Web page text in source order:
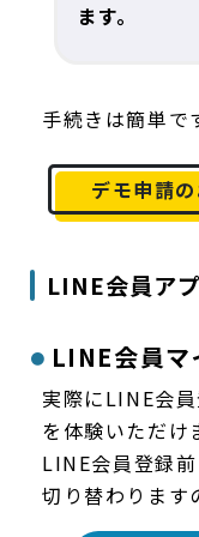
ます。
手続きは簡単で
デモ申請
LINE会員ア
LINE会員マ
実際にLINE会
を体験いただけ
LINE会員登録
切り替わります